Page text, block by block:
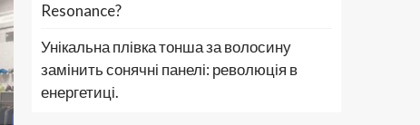
Resonance?
Унікальна плівка тонша за волосину
замінить сонячні панелі: революція в
енергетиці.